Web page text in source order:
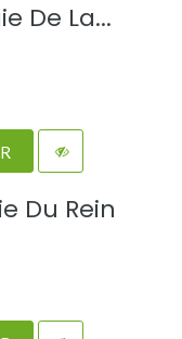
De La...
Du Rein